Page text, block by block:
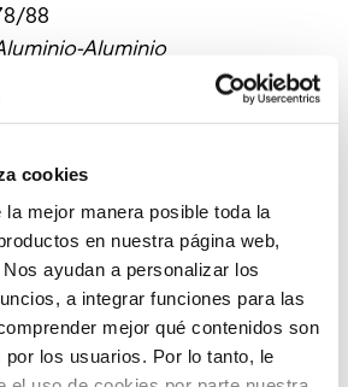
cookies
la mejor manera posible toda la
en nuestra página web,
ayudan a personalizar los
a integrar funciones para las
mejor qué contenidos son
los usuarios. Por lo tanto, le
88
Aluminio
Descargar ficha técnica de producto
Solicitar textos para mediciones
Slide Slim-line 170
Aluminio-Aluminio
Descargar ficha técnica de producto